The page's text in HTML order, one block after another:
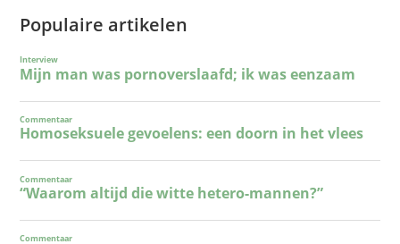
Populaire artikelen